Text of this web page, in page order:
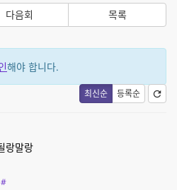
다음회 목록
해야 합니다.
최신순 등록순
랑말랑
#